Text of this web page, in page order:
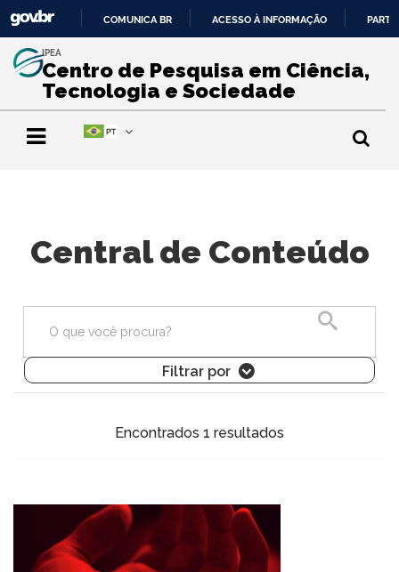
PARA
O
CONTEÚDO
COMUNICA BR ACESSO À INFORMAÇÃO
IPEA
Centro de Pesquisa em Ciência,
Tecnologia e Sociedade
Central de Conteúdo
Filtrar por
Encontrados 1 resultados